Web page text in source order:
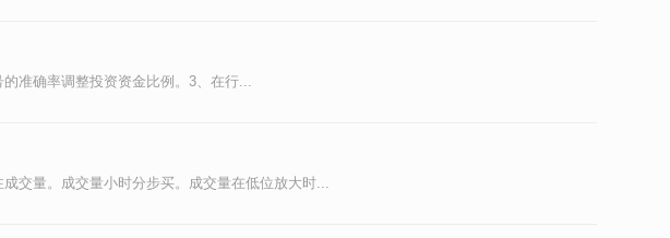
准确率调整投资资金比例。3、在行...
交量。成交量小时分步买。成交量在低位放大时...